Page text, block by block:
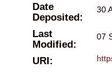
Date
Deposited:
30
Last
Modified:
07
URI: